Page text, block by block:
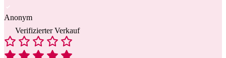
Anonym
Verifizierter Verkauf